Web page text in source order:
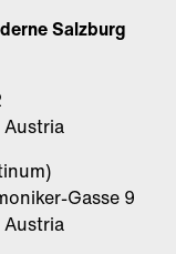
Salzburg
Gasse 9